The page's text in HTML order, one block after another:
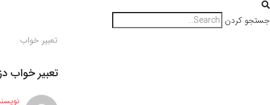
جستجو کردن
تعبیر خواب
تعبیر خواب